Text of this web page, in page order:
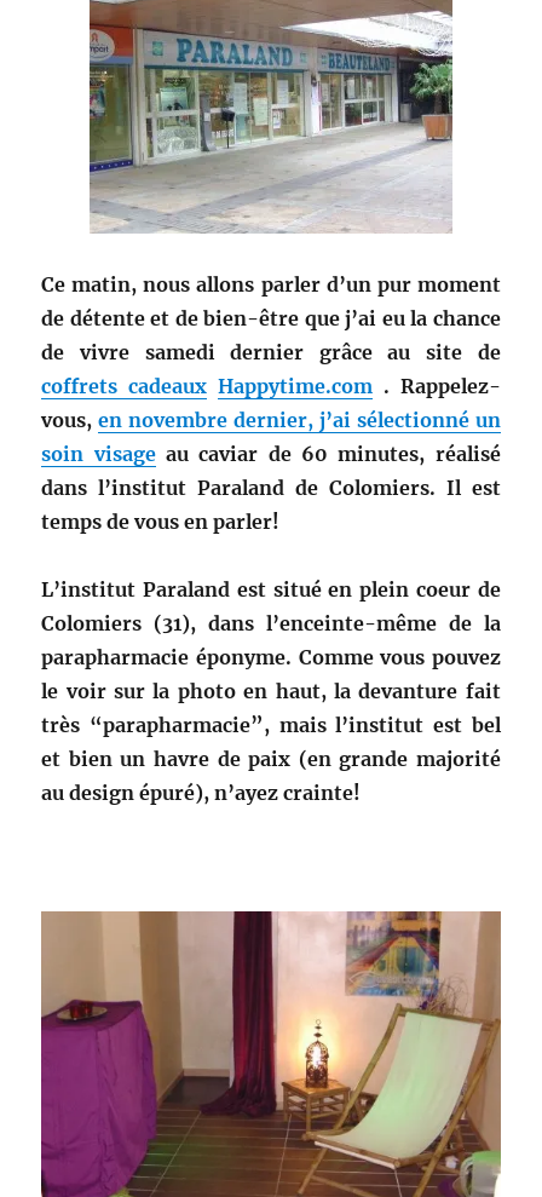
Ce matin, nous allons parler d’un pur moment
de détente et de bien-être que j’ai eu la chance
de vivre samedi dernier grâce au site de
coffrets cadeaux Happytime.com . Rappelez-
vous,en novembre dernier, j’ai sélectionné un
soin visageau caviar de 60 minutes, réalisé
dans l’institut Paraland de Colomiers. Il est
temps de vous en parler!
L’institut Paraland est situé en plein coeur de
Colomiers (31), dans l’enceinte-même de la
parapharmacie éponyme. Comme vous pouvez
le voir sur la photo en haut, la devanture fait
très “parapharmacie”, mais l’institut est bel
et bien un havre de paix (en grande majorité
au design épuré), n’ayez crainte!